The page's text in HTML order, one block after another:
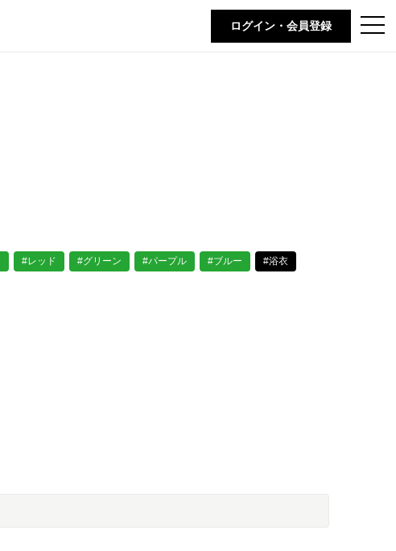
t
o
ログイン・会員登録
#レッド #グリーン #パープル #ブルー #浴衣